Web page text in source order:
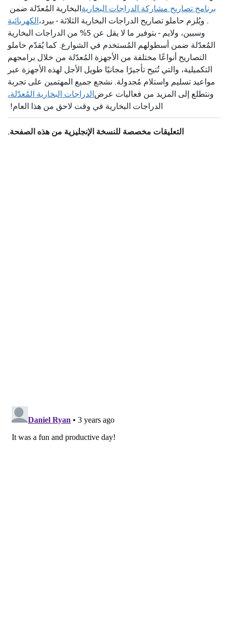
البخارية المُعدّلة ضمن برنامج تصاريح مشاركة الدراجات البخارية
الكهربائية . ويُلزم حاملو تصاريح الدراجات البخارية الثلاثة - بيرد،
وسبين، ولايم - بتوفير ما لا يقل عن 5% من الدراجات البخارية
المُعدّلة ضمن أسطولهم المُستخدم في الشوارع. كما يُقدّم حاملو
التصاريح أنواعًا مختلفة من الأجهزة المُعدّلة من خلال برامجهم
التكميلية، والتي تُتيح تأجيرًا مجانيًا طويل الأجل لهذه الأجهزة عبر
مواعيد تسليم واستلام مُجدولة. نشجع جميع المهتمين على تجربة
الدراجات البخارية المُعدّلة، ونتطلع إلى المزيد من فعاليات عرض
الدراجات البخارية في وقت لاحق من هذا العام!
التعليقات مخصصة للنسخة الإنجليزية من هذه الصفحة.